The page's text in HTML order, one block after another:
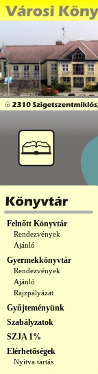
Felnőtt Könyvtár
Rendezvények
Ajánló
Gyermekkönyvtár
Rendezvények
Ajánló
Rajzpályázat
Gyűjteményünk
Szabályzatok
SZJA 1%
Elérhetőségek
Nyitva tartás